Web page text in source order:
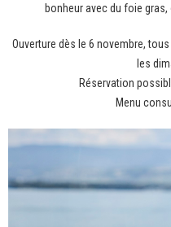
bonheur avec du foie
Ouverture dès le 6 novembre,
les
Réservation
Menu